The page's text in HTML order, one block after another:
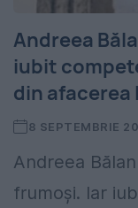
Andreea
iubit
din afacerea
8 SEPTEMBRIE
Andreea
frumoși. Iar